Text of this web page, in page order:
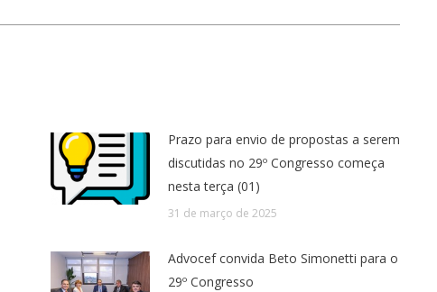
Prazo para envio de propostas a serem
discutidas no 29º Congresso começa
nesta terça (01)
31 de março de 2025
Advocef convida Beto Simonetti para o
29º Congresso